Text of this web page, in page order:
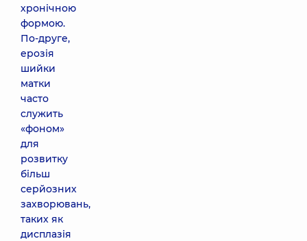
хронічною
формою.
По-друге,
ерозія
шийки
матки
часто
служить
«фоном»
для
розвитку
більш
серйозних
захворювань,
таких як
дисплазія